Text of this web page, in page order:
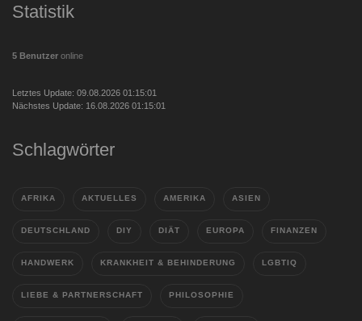
Statistik
5 Benutzer online
Letztes Update: 09.08.2026 01:15:01
Nächstes Update: 16.08.2026 01:15:01
Schlagwörter
AFRIKA AKTUELLES AMERIKA ASIEN
DEUTSCHLAND DIY DIÄT EUROPA FINANZEN
HANDWERK KRANKHEIT & BEHINDERUNG LGBTIQ
LIEBE & PARTNERSCHAFT PHILOSOPHIE